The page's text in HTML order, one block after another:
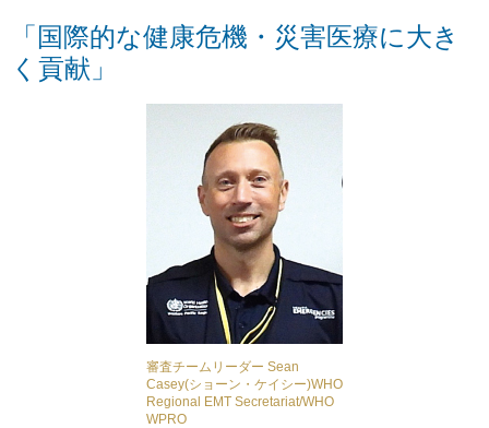
「国際的な健康危機・災害医療に大き
く貢献」
審査チームリーダー Sean
Casey(ショーン・ケイシー)WHO
Regional EMT Secretariat/WHO
WPRO